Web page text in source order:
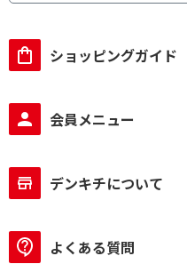
ショッピングガイド
会員メニュー
デンキチについて
よくある質問